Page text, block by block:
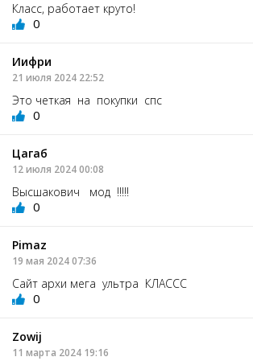
Класс, работает круто!
0
Иифри
21 июля 2024 22:52
Это четкая на покупки спс
0
Цагаб
12 июля 2024 00:08
Высшакович мод !!!!!
0
Pimaz
19 мая 2024 07:36
Сайт архи мега ультра КЛАССС
0
Zowij
11 марта 2024 19:16